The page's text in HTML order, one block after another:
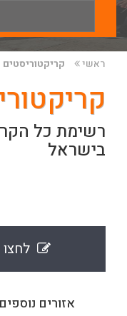
ראשי קריקטוריסטים
רשימת כל
בישראל
אזורים נוספים